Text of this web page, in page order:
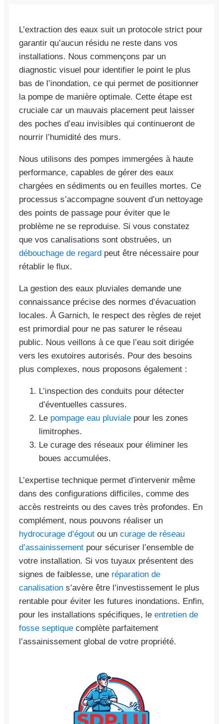
L’extraction des eaux suit un protocole strict pour
garantir qu’aucun résidu ne reste dans vos
installations. Nous commençons par un
diagnostic visuel pour identifier le point le plus
bas de l’inondation, ce qui permet de positionner
la pompe de manière optimale. Cette étape est
cruciale car un mauvais placement peut laisser
des poches d’eau invisibles qui continueront de
nourrir l’humidité des murs.
Nous utilisons des pompes immergées à haute
performance, capables de gérer des eaux
chargées en sédiments ou en feuilles mortes. Ce
processus s’accompagne souvent d’un nettoyage
des points de passage pour éviter que le
problème ne se reproduise. Si vous constatez
que vos canalisations sont obstruées, un
débouchage de regard peut être nécessaire pour
rétablir le flux.
La gestion des eaux pluviales demande une
connaissance précise des normes d’évacuation
locales. À Garnich, le respect des règles de rejet
est primordial pour ne pas saturer le réseau
public. Nous veillons à ce que l’eau soit dirigée
vers les exutoires autorisés. Pour des besoins
plus complexes, nous proposons également :
L’inspection des conduits pour détecter
d’éventuelles cassures.
Le pompage eau pluviale pour les zones
limitrophes.
Le curage des réseaux pour éliminer les
boues accumulées.
L’expertise technique permet d’intervenir même
dans des configurations difficiles, comme des
accès restreints ou des caves très profondes. En
complément, nous pouvons réaliser un
hydrocurage d’égout ou un curage de réseau
d’assainissement pour sécuriser l’ensemble de
votre installation. Si vos tuyaux présentent des
signes de faiblesse, une réparation de
canalisation s’avère être l’investissement le plus
rentable pour éviter les futures inondations. Enfin,
pour les installations spécifiques, le entretien de
fosse septique complète parfaitement
l’assainissement global de votre propriété.